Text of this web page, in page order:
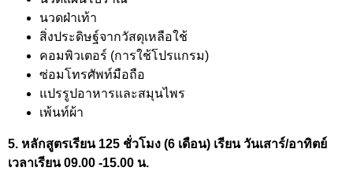
นวดฝ่าเท้า
สิ่งประดิษฐ์จากวัสดุเหลือใช้
คอมพิวเตอร์ (การใช้โปรแกรม)
ซ่อมโทรศัพท์มือถือ
แปรรูปอาหารและสมุนไพร
เพ้นท์ผ้า
5. หลักสูตรเรียน 125 ชั่วโมง (6 เดือน) เรียน วันเสาร์/อาทิตย์
เวลาเรียน 09.00 -15.00 น.